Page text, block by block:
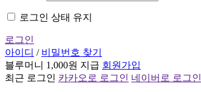
로그인 상태 유지
로그인
아이디 / 비밀번호 찾기
블루머니 1,000원 지급 회원가입
최근 로그인 카카오로 로그인 네이버로 로그인